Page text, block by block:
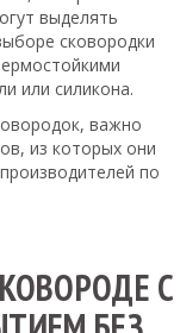
выделять
сковородки
или силикона.
важно
из которых они
по
С